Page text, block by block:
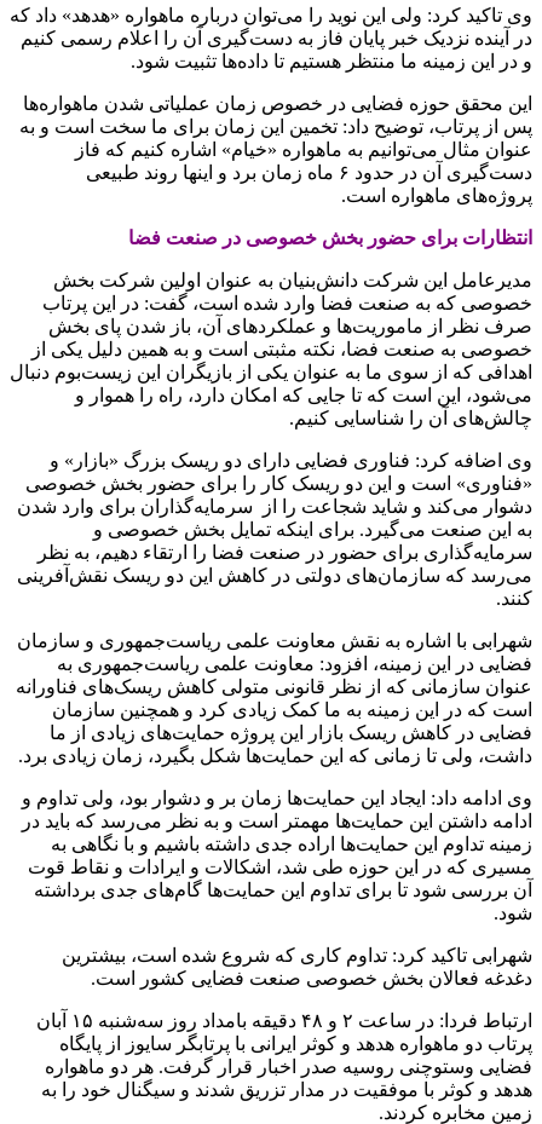
وی تاکید کرد: ولی این نوید را می‌توان درباره ماهواره «هدهد» داد که
در آینده نزدیک خبر پایان فاز به دست‌گیری آن را اعلام رسمی کنیم
و در این زمینه ما منتظر هستیم تا داده‌ها تثبیت شود.
این محقق حوزه فضایی در خصوص زمان عملیاتی شدن ماهواره‌ها
پس از پرتاب، توضیح داد: تخمین این زمان برای ما سخت است و به
عنوان مثال می‌توانیم به ماهواره «خیام» اشاره کنیم که فاز
دست‌گیری آن در حدود ۶ ماه زمان برد و اینها روند طبیعی
پروژه‌های ماهواره است.
انتظارات برای حضور بخش خصوصی در صنعت فضا
مدیرعامل این شرکت دانش‌بنیان به عنوان اولین شرکت بخش
خصوصی که به صنعت فضا وارد شده است، گفت: در این پرتاب
صرف نظر از ماموریت‌ها و عملکردهای آن، باز شدن پای بخش
خصوصی به صنعت فضا، نکته مثبتی است و به همین دلیل یکی از
اهدافی که از سوی ما به عنوان یکی از بازیگران این زیست‌بوم دنبال
می‌شود، این است که تا جایی که امکان دارد، راه را هموار و
چالش‌های آن را شناسایی کنیم.
وی اضافه کرد: فناوری فضایی دارای دو ریسک بزرگ «بازار» و
«فناوری» است و این دو ریسک کار را برای حضور بخش خصوصی
دشوار می‌کند و شاید شجاعت را از سرمایه‌گذاران برای وارد شدن
به این صنعت می‌گیرد. برای اینکه تمایل بخش خصوصی و
سرمایه‌گذاری برای حضور در صنعت فضا را ارتقاء دهیم، به نظر
می‌رسد که سازمان‌های دولتی در کاهش این دو ریسک نقش‌آفرینی
کنند.
شهرابی با اشاره به نقش معاونت علمی ریاست‌جمهوری و سازمان
فضایی در این زمینه، افزود: معاونت علمی ریاست‌جمهوری به
عنوان سازمانی که از نظر قانونی متولی کاهش ریسک‌های فناورانه
است که در این زمینه به ما کمک زیادی کرد و همچنین سازمان
فضایی در کاهش ریسک بازار این پروژه حمایت‌های زیادی از ما
داشت، ولی تا زمانی که این حمایت‌ها شکل بگیرد، زمان زیادی برد.
وی ادامه داد: ایجاد این حمایت‌ها زمان بر و دشوار بود، ولی تداوم و
ادامه داشتن این حمایت‌ها مهمتر است و به نظر می‌رسد که باید در
زمینه تداوم این حمایت‌ها اراده جدی داشته باشیم و با نگاهی به
مسیری که در این حوزه طی شد، اشکالات و ایرادات و نقاط قوت
آن بررسی شود تا برای تداوم این حمایت‌ها گام‌های جدی برداشته
شود.
شهرابی تاکید کرد: تداوم کاری که شروع شده است، بیشترین
دغدغه فعالان بخش خصوصی صنعت فضایی کشور است.
ارتباط فردا: در ساعت ۲ و ۴۸ دقیقه بامداد روز سه‌شنبه ۱۵ آبان
پرتاب دو ماهواره هدهد و کوثر ایرانی با پرتابگر سایوز از پایگاه
فضایی وستوچنی روسیه صدر اخبار قرار گرفت. هر دو ماهواره
هدهد و کوثر با موفقیت در مدار تزریق شدند و سیگنال خود را به
زمین مخابره کردند.